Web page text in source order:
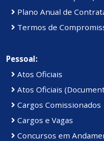
Plano Anual de
Termos de
Pessoal:
Atos Oficiais
Atos Oficiais
Cargos Comissionados
Cargos e Vagas
Concursos em